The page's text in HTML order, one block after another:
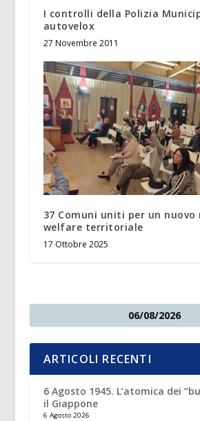
I controlli della Polizia
autovelox
27 Novembre 2011
37 Comuni uniti per un nuovo
welfare territoriale
17 Ottobre 2025
06/08/2026
ARTICOLI RECENTI
6 Agosto 1945. L’atomica dei
il Giappone
6 Agosto 2026